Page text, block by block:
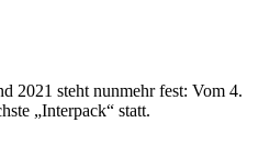
2021 steht nunmehr fest: Vom 4.
„Interpack“ statt.